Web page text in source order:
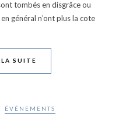
tombés en disgrâce ou
général n’ont plus la cote
SUITE
ÉVÉNEMENTS